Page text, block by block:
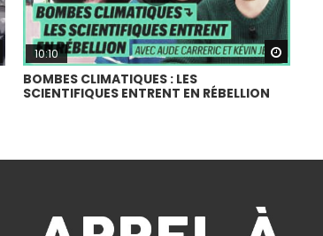
Watch Later
10:10
BOMBES CLIMATIQUES : LES
SCIENTIFIQUES ENTRENT EN RÉBELLION